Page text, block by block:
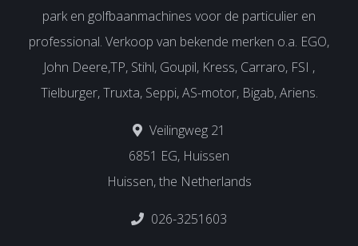
park en golfbaanmachines voor de particulier en
professional. Verkoop van bekende merken o.a. EGO,
John Deere,TP, Stihl, Goupil, Kress, Carraro, FSI ,
Tielburger, Truxta, Seppi, AS-motor, Bigab, Ariens.
Veilingweg 21
6851 EG, Huissen
Huissen, the Netherlands
026-3251603